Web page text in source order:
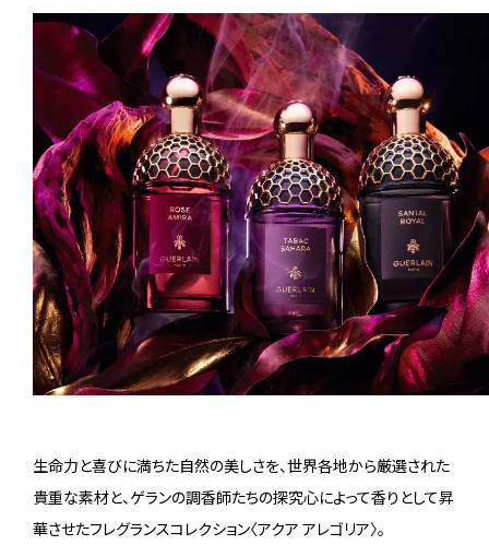
生命力と喜びに満ちた自然の美しさを、世界各地から厳選された
貴重な素材と、ゲランの調香師たちの探究心によって香りとして昇
華させたフレグランスコレクション〈アクア アレゴリア〉。